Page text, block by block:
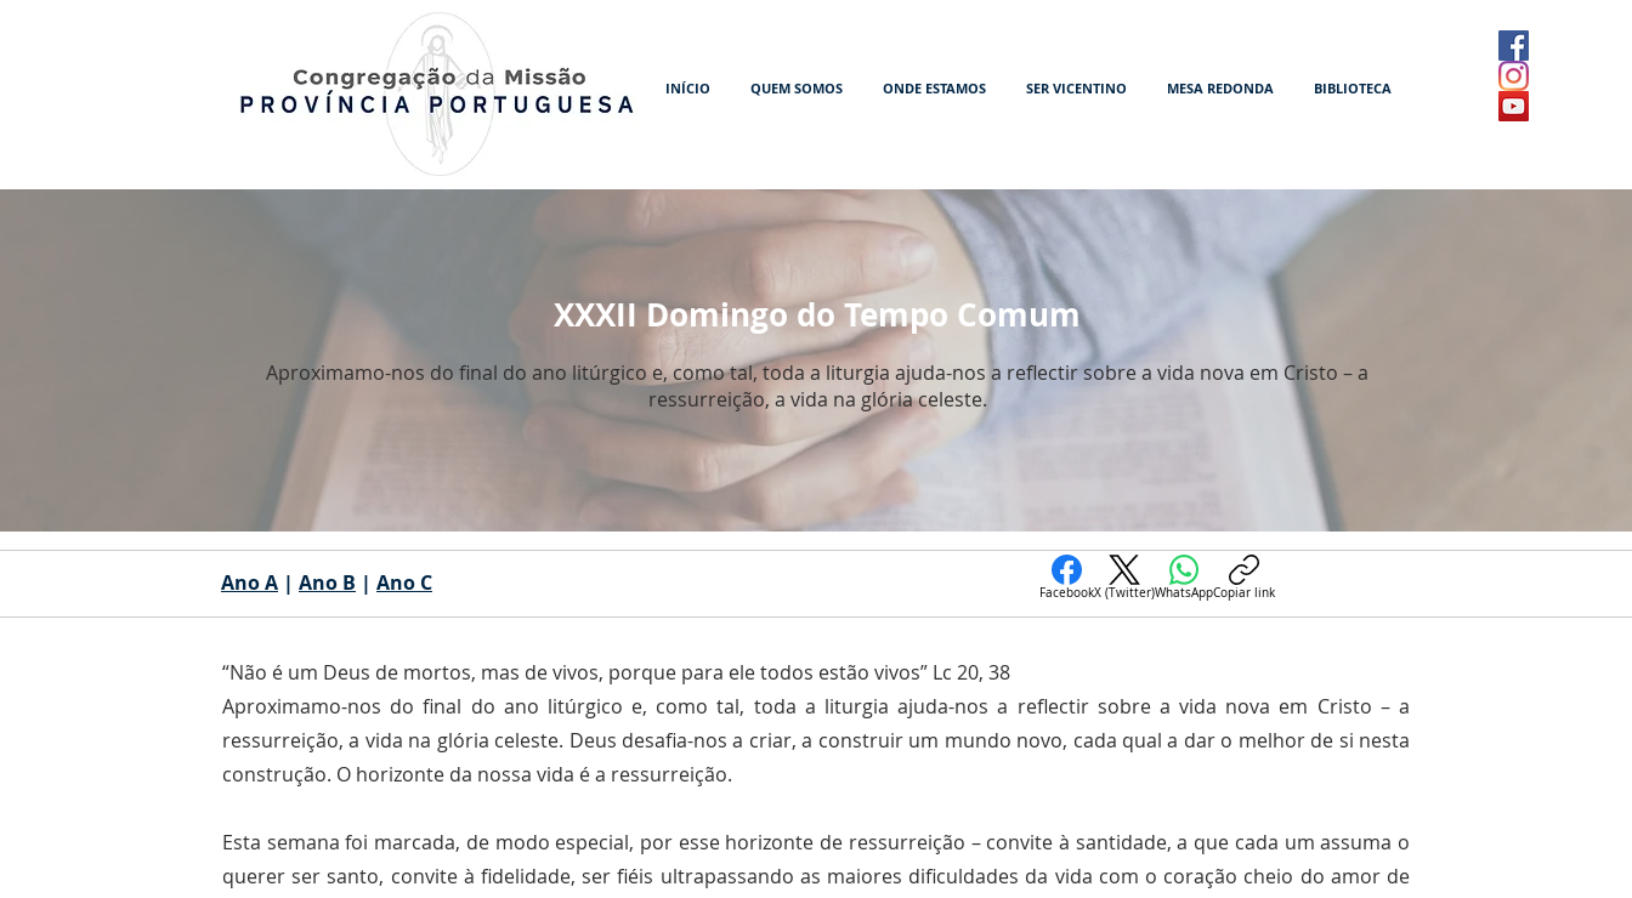
INÍCIO QUEM SOMOS ONDE ESTAMOS SER VICENTINO MESA REDONDA BIBLIOTECA
XXXII Domingo do Tempo Comum
Aproximamo-nos do final do ano litúrgico e, como tal, toda a liturgia ajuda-nos a reflectir sobre a vida nova em Cristo – a
ressurreição, a vida na glória celeste.
Ano A | Ano B | Ano C
XXXII Domingo do Tempo Comum
“Não é um Deus de mortos, mas de vivos, porque para ele todos estão vivos” Lc 20, 38
Aproximamo-nos do final do ano litúrgico e, como tal, toda a liturgia ajuda-nos a reflectir sobre a vida nova em Cristo – a
ressurreição, a vida na glória celeste. Deus desafia-nos a criar, a construir um mundo novo, cada qual a dar o melhor de si nesta
construção. O horizonte da nossa vida é a ressurreição.
Esta semana foi marcada, de modo especial, por esse horizonte de ressurreição – convite à santidade, a que cada um assuma o
querer ser santo, convite à fidelidade, ser fiéis ultrapassando as maiores dificuldades da vida com o coração cheio do amor de
FacebookX (Twitter)WhatsAppCopiar link